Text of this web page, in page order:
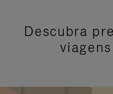
Descubra